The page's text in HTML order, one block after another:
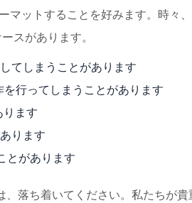
ットすることを好みます。時々、
スがあります。
てしまうことがあります
行ってしまうことがあります
ます
ります
とがあります
落ち着いてください。私たちが貴